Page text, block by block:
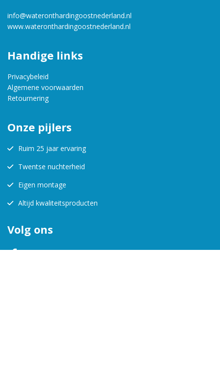
info@wateronthardingoostnederland.nl
www.wateronthardingoostnederland.nl
Handige links
Privacybeleid
Algemene voorwaarden
Retournering
Onze pijlers
Ruim 25 jaar ervaring
Twentse nuchterheid
Eigen montage
Altijd kwaliteitsproducten
Volg ons